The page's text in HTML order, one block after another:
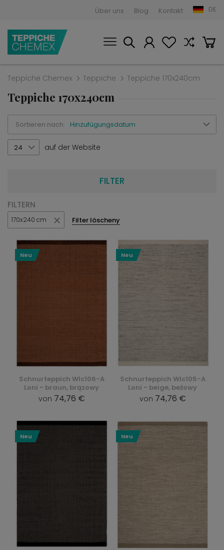
Über uns Blog Kontakt DE
Teppiche Chemex Teppiche Teppiche 170x240cm
Teppiche 170x240cm
Sortieren nach: Hinzufügungsdatum
24 auf der Website
FILTER
FILTERN
170x240 cm Filter löscheny
Schnurteppich Wlc106-A
Loni - braun, brązowy
von 74,76 €
Neu
Schnurteppich Wlc105-A
Loni - beige, beżowy
von 74,76 €
Neu
Neu Neu